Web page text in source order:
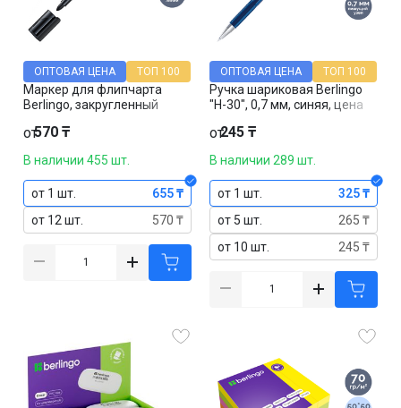
Маркер для флипчарта
Berlingo, закругленный
цена за штуку
ОПТОВАЯ ЦЕНА ТОП 100
от570 ₸
В наличии 455 шт.
от 1 шт.
655 ₸
от 12 шт.
570 ₸
Ручка шариковая Berlingo
"H-30", 0,7 мм, синяя, цена
ОПТОВАЯ ЦЕНА ТОП 100
от245 ₸
В наличии 289 шт.
от 1 шт.
325 ₸
от 5 шт.
265 ₸
от 10 шт.
245 ₸